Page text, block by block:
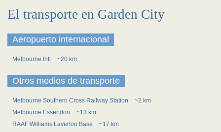
El transporte en Garden City
Aeropuerto internacional
Melbourne Intl ~20 km
Otros medios de transporte
Melbourne Southern Cross Railway Station
~2 km
Melbourne Essendon
~13 km
RAAF Williams Laverton Base
~17 km